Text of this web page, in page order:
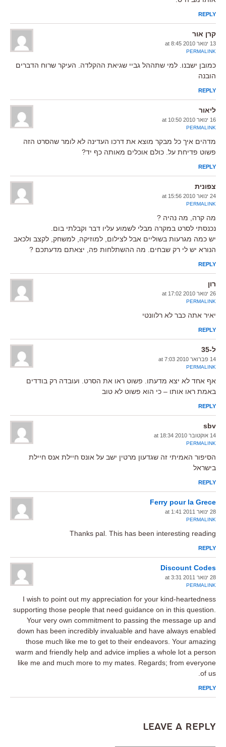
REPLY
קרן אור
13 ינואר 2010 at 8:45
PERMALINK
כמובן ישבנו. למי שתההל גביי שגיאת ההקלדה. העיקר שרוח הדברים
הובנה
REPLY
ליאור
16 ינואר 2010 at 10:50
PERMALINK
מדהים איך כל מבקר מוצא את דרכו העדינה לא לומר שהסרט הזה
פשוט פדיחת על. כולם אוכלים מאותה כף יד?
REPLY
צפונית
24 ינואר 2010 at 15:56
PERMALINK
מה קרה, מה נהיה ?
נכנסתי לסרט במקרה מבלי לשמוע עליו דבר וקבלתי בום.
יש כמה מגרעות בשוליים אבל לצילום, למוזיקה, למשחק, לקצב ולכאב
הנורא יש לי רק שבחים. מה ההשתלחות פה, יצאתם מדעתכם ?
REPLY
רון
26 ינואר 2010 at 17:02
PERMALINK
יאיר אתה כבר לא רלוונטי
REPLY
ל-35
14 פברואר 2010 at 7:03
PERMALINK
אף אחד לא יצא מדעתו. פשוט ראו את הסרט. ועובדה רק בודדים
באמת ראו אותו – כי הוא פשוט לא טוב
REPLY
sbv
14 אוקטובר 2010 at 18:34
PERMALINK
הסיפור האמיתי זה שגדעון מרטין ישב על אונס חיילת אנס חיילת
בישראל
REPLY
Ferry pour la Grece
28 ינואר 2011 at 1:41
PERMALINK
Thanks pal. This has been interesting reading
REPLY
Discount Codes
28 ינואר 2011 at 3:31
PERMALINK
I wish to point out my appreciation for your kind-heartedness
supporting those people that need guidance on in this question.
Your very own commitment to passing the message up and
down has been incredibly invaluable and have always enabled
those much like me to get to their endeavors. Your amazing
warm and friendly help and advice implies a whole lot a person
like me and much more to my mates. Regards; from everyone
of us.
REPLY
Leave a Reply